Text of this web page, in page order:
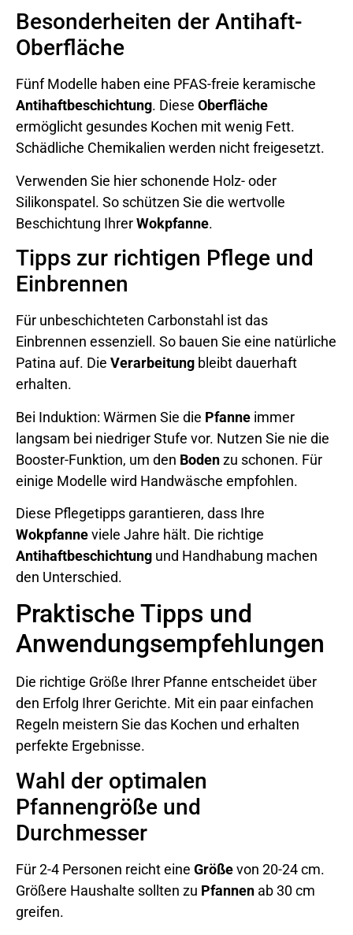
Besonderheiten der Antihaft-
Oberfläche
Fünf Modelle haben eine PFAS-freie keramische
Antihaftbeschichtung. Diese Oberfläche
ermöglicht gesundes Kochen mit wenig Fett.
Schädliche Chemikalien werden nicht freigesetzt.
Verwenden Sie hier schonende Holz- oder
Silikonspatel. So schützen Sie die wertvolle
Beschichtung IhrerWokpfanne.
Tipps zur richtigen Pflege und
Einbrennen
Für unbeschichteten Carbonstahl ist das
Einbrennen essenziell. So bauen Sie eine natürliche
Patina auf. Die Verarbeitung bleibt dauerhaft
erhalten.
Bei Induktion: Wärmen Sie die Pfanne immer
langsam bei niedriger Stufe vor. Nutzen Sie nie die
Booster-Funktion, um den Bodenzu schonen. Für
einige Modelle wird Handwäsche empfohlen.
Diese Pflegetipps garantieren, dass Ihre
Wokpfanneviele Jahre hält. Die richtige
Antihaftbeschichtung und Handhabung machen
den Unterschied.
Praktische Tipps und
Anwendungsempfehlungen
Die richtige Größe Ihrer Pfanne entscheidet über
den Erfolg Ihrer Gerichte. Mit ein paar einfachen
Regeln meistern Sie das Kochen und erhalten
perfekte Ergebnisse.
Wahl der optimalen
Pfannengröße und
Durchmesser
Für 2-4 Personen reicht eine Größevon 20-24 cm.
Größere Haushalte sollten zu Pfannen ab 30 cm
greifen.